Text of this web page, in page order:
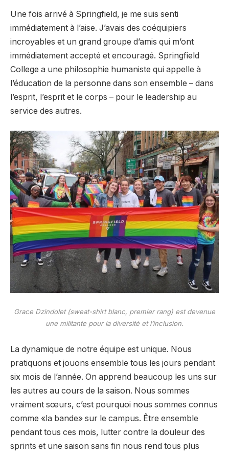
Une fois arrivé à Springfield, je me suis senti
immédiatement à l’aise. J’avais des coéquipiers
incroyables et un grand groupe d’amis qui m’ont
immédiatement accepté et encouragé. Springfield
College a une philosophie humaniste qui appelle à
l’éducation de la personne dans son ensemble – dans
l’esprit, l’esprit et le corps – pour le leadership au
service des autres.
Grace Dzindolet (sweat-shirt blanc, premier rang) est devenue
une militante pour la diversité et l’inclusion.
La dynamique de notre équipe est unique. Nous
pratiquons et jouons ensemble tous les jours pendant
six mois de l’année. On apprend beaucoup les uns sur
les autres au cours de la saison. Nous sommes
vraiment sœurs, c’est pourquoi nous sommes connus
comme «la bande» sur le campus. Être ensemble
pendant tous ces mois, lutter contre la douleur des
sprints et une saison sans fin nous rend tous plus